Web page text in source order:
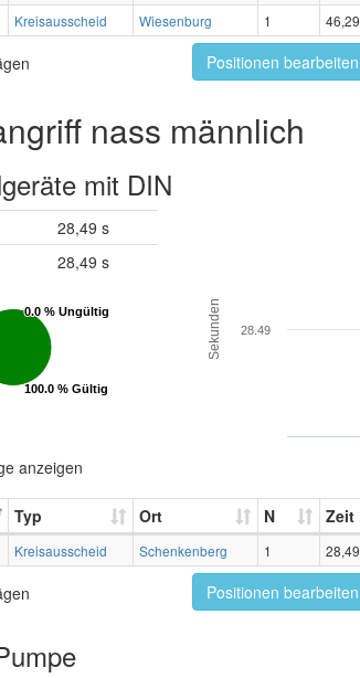
Kreisausscheid Wiesenburg 1 46,29
Positionen bearbeiten
nass männlich
mit DIN
28,49 s
28,49 s
0.0 % Ungültig
0.0 % Ungültig
100.0 % Gültig
100.0 % Gültig
Sekunden 28.49
anzeigen
Typ Ort N Zeit
Kreisausscheid Schenkenberg 1 28,49
Positionen bearbeiten